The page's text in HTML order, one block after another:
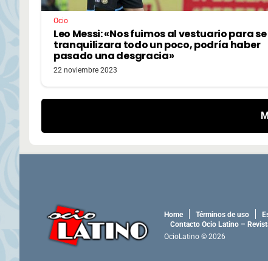
Ocio
Leo Messi: «Nos fuimos al vestuario para se
tranquilizara todo un poco, podría haber
pasado una desgracia»
22 noviembre 2023
Home Términos de uso
Contacto Ocio Latino –
OcioLatino © 2026